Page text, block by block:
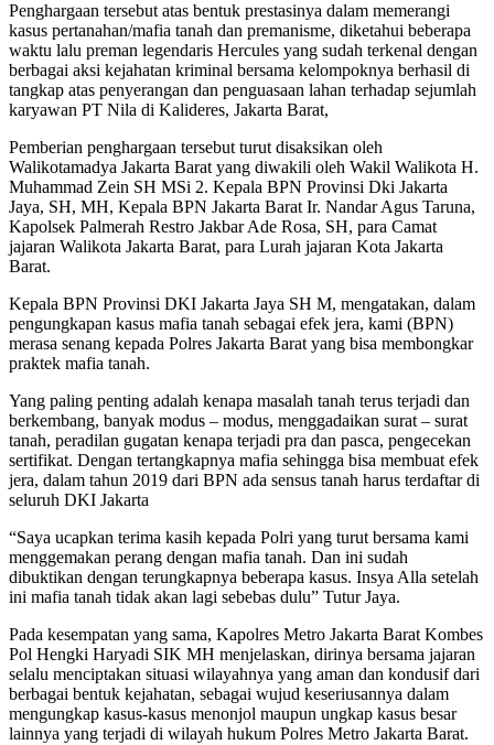
Penghargaan tersebut atas bentuk prestasinya dalam memerangi
kasus pertanahan/mafia tanah dan premanisme, diketahui beberapa
waktu lalu preman legendaris Hercules yang sudah terkenal dengan
berbagai aksi kejahatan kriminal bersama kelompoknya berhasil di
tangkap atas penyerangan dan penguasaan lahan terhadap sejumlah
karyawan PT Nila di Kalideres, Jakarta Barat,
Pemberian penghargaan tersebut turut disaksikan oleh
Walikotamadya Jakarta Barat yang diwakili oleh Wakil Walikota H.
Muhammad Zein SH MSi 2. Kepala BPN Provinsi Dki Jakarta
Jaya, SH, MH, Kepala BPN Jakarta Barat Ir. Nandar Agus Taruna,
Kapolsek Palmerah Restro Jakbar Ade Rosa, SH, para Camat
jajaran Walikota Jakarta Barat, para Lurah jajaran Kota Jakarta
Barat.
Kepala BPN Provinsi DKI Jakarta Jaya SH M, mengatakan, dalam
pengungkapan kasus mafia tanah sebagai efek jera, kami (BPN)
merasa senang kepada Polres Jakarta Barat yang bisa membongkar
praktek mafia tanah.
Yang paling penting adalah kenapa masalah tanah terus terjadi dan
berkembang, banyak modus – modus, menggadaikan surat – surat
tanah, peradilan gugatan kenapa terjadi pra dan pasca, pengecekan
sertifikat. Dengan tertangkapnya mafia sehingga bisa membuat efek
jera, dalam tahun 2019 dari BPN ada sensus tanah harus terdaftar di
seluruh DKI Jakarta
“Saya ucapkan terima kasih kepada Polri yang turut bersama kami
menggemakan perang dengan mafia tanah. Dan ini sudah
dibuktikan dengan terungkapnya beberapa kasus. Insya Alla setelah
ini mafia tanah tidak akan lagi sebebas dulu” Tutur Jaya.
Pada kesempatan yang sama, Kapolres Metro Jakarta Barat Kombes
Pol Hengki Haryadi SIK MH menjelaskan, dirinya bersama jajaran
selalu menciptakan situasi wilayahnya yang aman dan kondusif dari
berbagai bentuk kejahatan, sebagai wujud keseriusannya dalam
mengungkap kasus-kasus menonjol maupun ungkap kasus besar
lainnya yang terjadi di wilayah hukum Polres Metro Jakarta Barat.